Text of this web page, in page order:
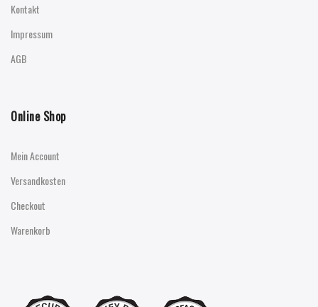
Kontakt
Impressum
AGB
Online Shop
Mein Account
Versandkosten
Checkout
Warenkorb